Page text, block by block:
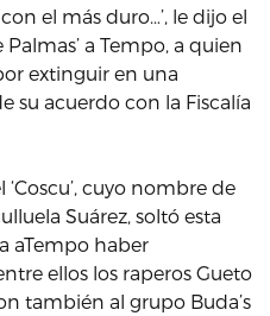
el más duro…’, le dijo el
a Tempo, a quien
extinguir en una
su acuerdo con la Fiscalía
cuyo nombre de
Suárez, soltó esta
aTempo haber
ellos los raperos Gueto
también al grupo Buda’s